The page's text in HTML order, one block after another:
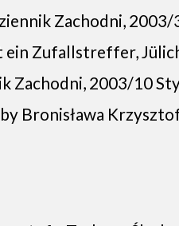
Zachodni, 2003/
Zufallstreffer,
Zachodni, 2003/10
Bronisława